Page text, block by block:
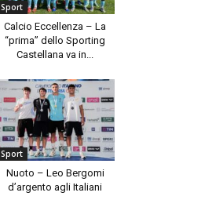
Sport
Calcio Eccellenza – La
“prima” dello Sporting
Castellana va in...
Sport
Nuoto – Leo Bergomi
d’argento agli Italiani